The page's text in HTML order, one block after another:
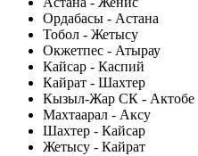
Ордабасы - Астана
Тобол - Жетысу
Окжетпес - Атырау
Кайсар - Каспий
Кайрат - Шахтер
Кызыл-Жар СК - Актобе
Махтаарал - Аксу
Шахтер - Кайсар
Жетысу - Кайрат